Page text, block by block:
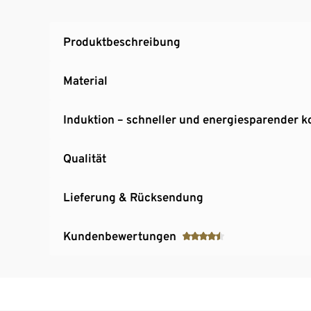
Suppentopf mit Griffen
Produktbeschreibung
Material
Induktion – schneller und energiesparender
Qualität
Lieferung & Rücksendung
Kundenbewertungen